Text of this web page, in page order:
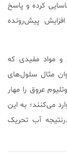
کرده و پاسخ
پیش‌رونده
و مواد مفیدی که
مثال سلول‌های
عروق را مهار
می‌کنند؛ به این
آب تحریک